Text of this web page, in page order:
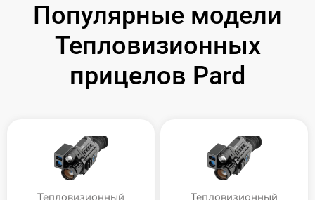
Популярные модели
Тепловизионных
прицелов Pard
Тепловизионный
Тепловизионный